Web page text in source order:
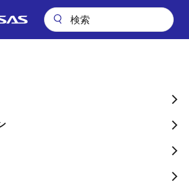
Main
ル・ミックスドシグナルIC GreenPAK™ セミナー
ギュアラブル・ミ
グナルIC
セミナー Go
Japan 2022